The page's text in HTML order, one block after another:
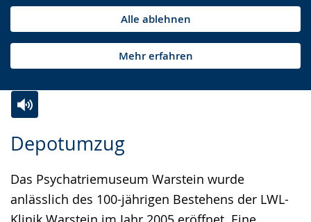
Alle ablehnen
Mehr erfahren
Depotumzug
Das Psychatriemuseum Warstein wurde
anlässlich des 100-jährigen Bestehens der LWL-
Leichten
wechseln.
Audio-
Video
Deutscher
Gebärdensprache